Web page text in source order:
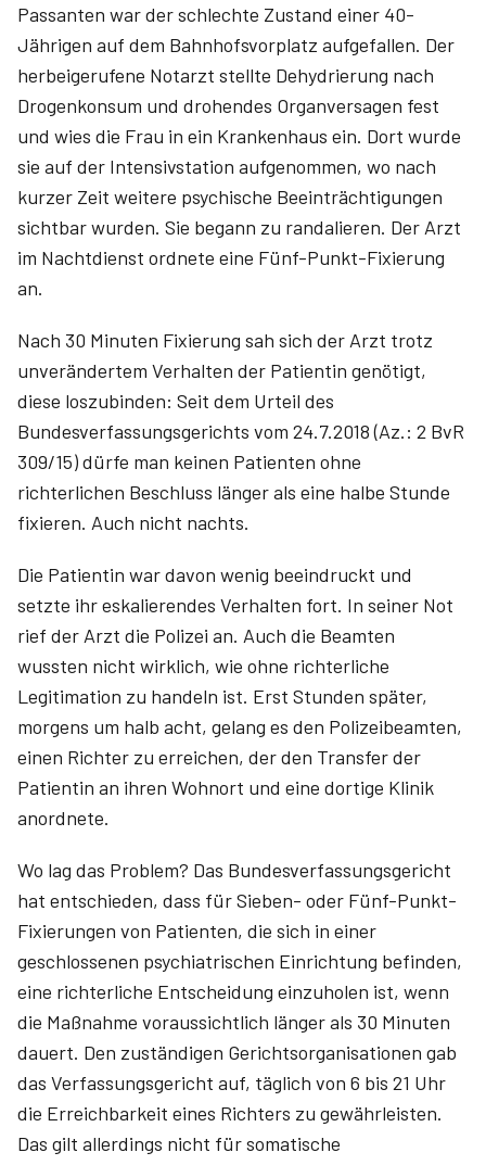
Passanten war der schlechte Zustand einer 40-
Jährigen auf dem Bahnhofsvorplatz aufgefallen. Der
herbeigerufene Notarzt stellte Dehydrierung nach
Drogenkonsum und drohendes Organversagen fest
und wies die Frau in ein Krankenhaus ein. Dort wurde
sie auf der Intensivstation aufgenommen, wo nach
kurzer Zeit weitere psychische Beeinträchtigungen
sichtbar wurden. Sie begann zu randalieren. Der Arzt
im Nachtdienst ordnete eine Fünf-Punkt-Fixierung
an.
Nach 30 Minuten Fixierung sah sich der Arzt trotz
unverändertem Verhalten der Patientin genötigt,
diese loszubinden: Seit dem Urteil des
Bundesverfassungsgerichts vom 24.7.2018 (Az.: 2 BvR
309/15) dürfe man keinen Patienten ohne
richterlichen Beschluss länger als eine halbe Stunde
fixieren. Auch nicht nachts.
Die Patientin war davon wenig beeindruckt und
setzte ihr eskalierendes Verhalten fort. In seiner Not
rief der Arzt die Polizei an. Auch die Beamten
wussten nicht wirklich, wie ohne richterliche
Legitimation zu handeln ist. Erst Stunden später,
morgens um halb acht, gelang es den Polizeibeamten,
einen Richter zu erreichen, der den Transfer der
Patientin an ihren Wohnort und eine dortige Klinik
anordnete.
Wo lag das Problem? Das Bundesverfassungsgericht
hat entschieden, dass für Sieben- oder Fünf-Punkt-
Fixierungen von Patienten, die sich in einer
geschlossenen psychiatrischen Einrichtung befinden,
eine richterliche Entscheidung einzuholen ist, wenn
die Maßnahme voraussichtlich länger als 30 Minuten
dauert. Den zuständigen Gerichtsorganisationen gab
das Verfassungsgericht auf, täglich von 6 bis 21 Uhr
die Erreichbarkeit eines Richters zu gewährleisten.
Das gilt allerdings nicht für somatische